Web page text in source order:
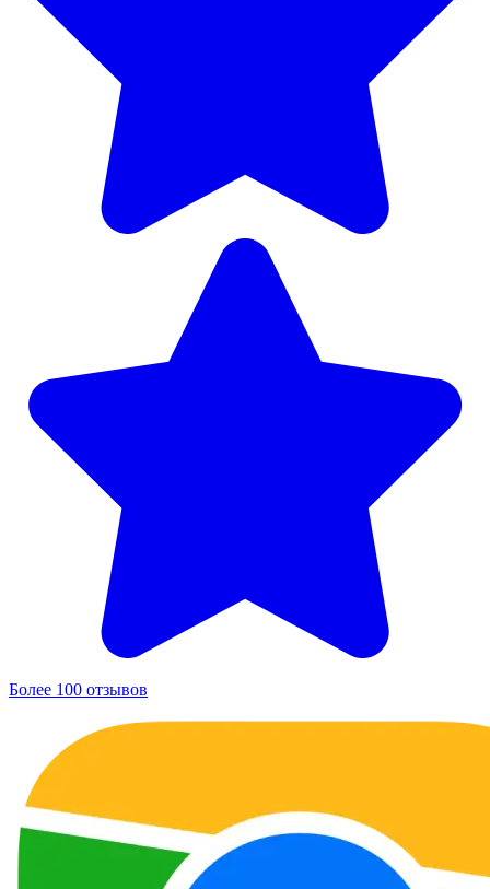
Более 100 отзывов